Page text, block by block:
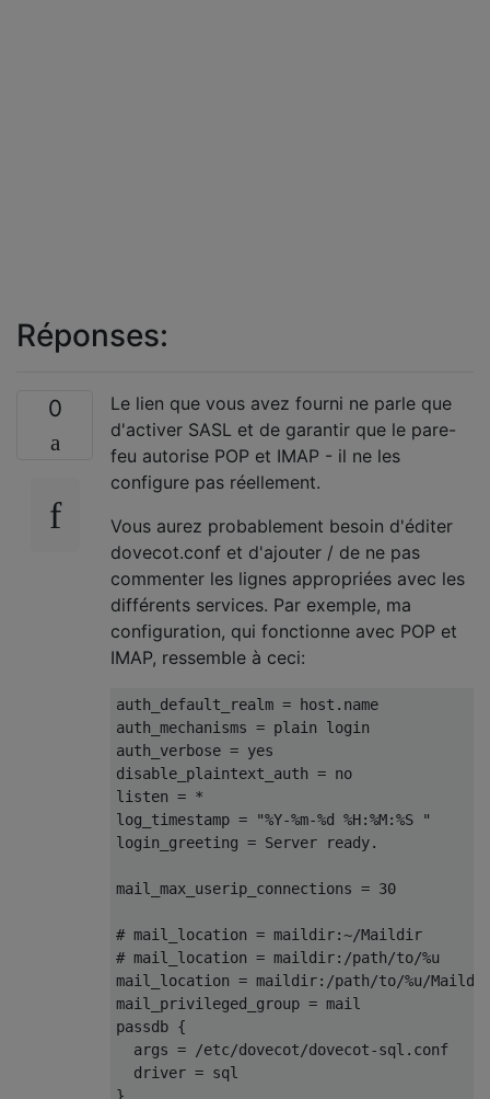
Réponses:
0
Le lien que vous avez fourni ne parle que
d'activer SASL et de garantir que le pare-
feu autorise POP et IMAP - il ne les
configure pas réellement.
Vous aurez probablement besoin d'éditer
dovecot.conf et d'ajouter / de ne pas
commenter les lignes appropriées avec les
différents services. Par exemple, ma
configuration, qui fonctionne avec POP et
IMAP, ressemble à ceci:
auth_default_realm = host.name
auth_mechanisms = plain login
auth_verbose = yes
disable_plaintext_auth = no
listen = *
log_timestamp = "%Y-%m-%d %H:%M:%S "
login_greeting = Server ready.
mail_max_userip_connections = 30
# mail_location = maildir:~/Maildir
# mail_location = maildir:/path/to/%u
mail_location = maildir:/path/to/%u/
mail_privileged_group = mail
passdb {
  args = /etc/dovecot/dovecot-sql.conf
  driver = sql